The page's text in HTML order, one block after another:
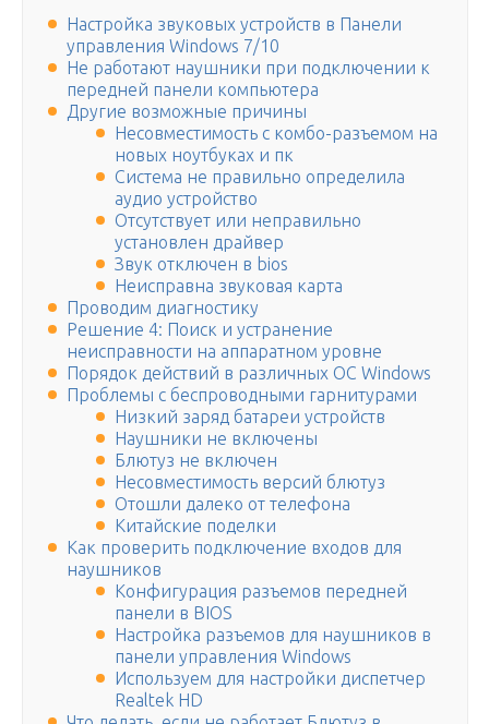
Настройка звуковых устройств в Панели
управления Windows 7/10
Не работают наушники при подключении к
передней панели компьютера
Другие возможные причины
Несовместимость с комбо-разъемом на
новых ноутбуках и пк
Система не правильно определила
аудио устройство
Отсутствует или неправильно
установлен драйвер
Звук отключен в bios
Неисправна звуковая карта
Проводим диагностику
Решение 4: Поиск и устранение
неисправности на аппаратном уровне
Порядок действий в различных ОС Windows
Проблемы с беспроводными гарнитурами
Низкий заряд батареи устройств
Наушники не включены
Блютуз не включен
Несовместимость версий блютуз
Отошли далеко от телефона
Китайские поделки
Как проверить подключение входов для
наушников
Конфигурация разъемов передней
панели в BIOS
Настройка разъемов для наушников в
панели управления Windows
Используем для настройки диспетчер
Realtek HD